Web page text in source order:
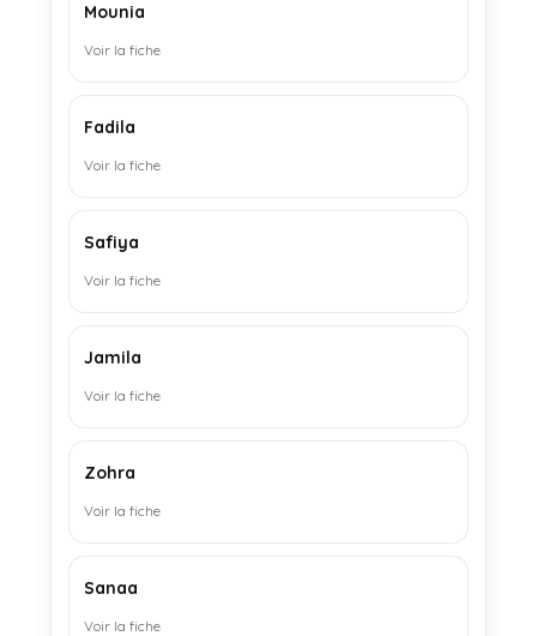
Mounia
Voir la fiche
Fadila
Voir la fiche
Safiya
Voir la fiche
Jamila
Voir la fiche
Zohra
Voir la fiche
Sanaa
Voir la fiche